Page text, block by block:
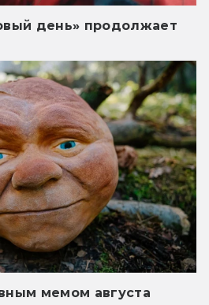
день» продолжает
мемом августа